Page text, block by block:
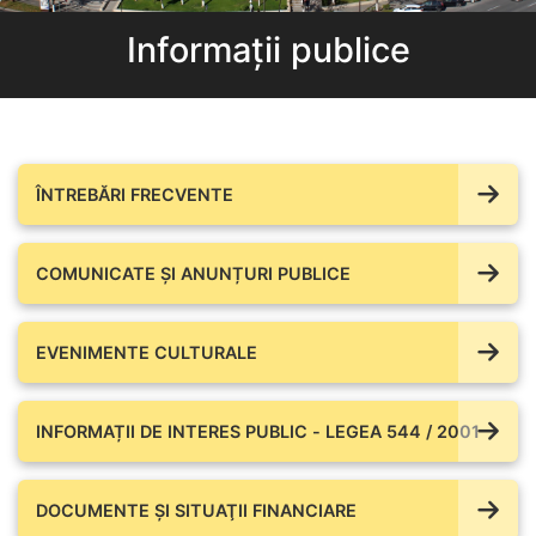
Informații publice
ÎNTREBĂRI FRECVENTE
COMUNICATE ŞI ANUNȚURI PUBLICE
EVENIMENTE CULTURALE
INFORMAȚII DE INTERES PUBLIC - LEGEA 544 / 2001
DOCUMENTE ŞI SITUAŢII FINANCIARE